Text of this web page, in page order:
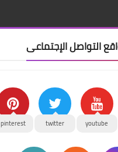
التواصل الإجتماعى
youtube
twitter
pinterest